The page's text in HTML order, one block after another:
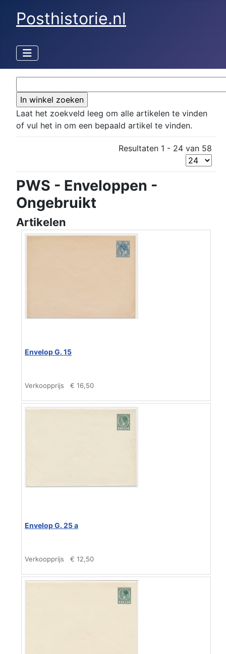
Posthistorie.nl
Laat het zoekveld leeg om alle artikelen te vinden
of vul het in om een bepaald artikel te vinden.
Resultaten 1 - 24 van 58
PWS - Enveloppen -
Ongebruikt
Artikelen
Envelop G. 15
Verkoopprijs € 16,50
Envelop G. 25 a
Verkoopprijs € 12,50